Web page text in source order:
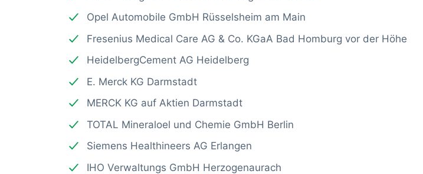
Opel Automobile GmbH Rüsselsheim am Main
Fresenius Medical Care AG & Co. KGaA Bad Homburg vor der Höhe
HeidelbergCement AG Heidelberg
E. Merck KG Darmstadt
MERCK KG auf Aktien Darmstadt
TOTAL Mineraloel und Chemie GmbH Berlin
Siemens Healthineers AG Erlangen
IHO Verwaltungs GmbH Herzogenaurach